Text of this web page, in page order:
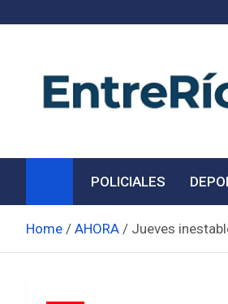
Noticias de
POLICIALES
Home AHORA Jueves